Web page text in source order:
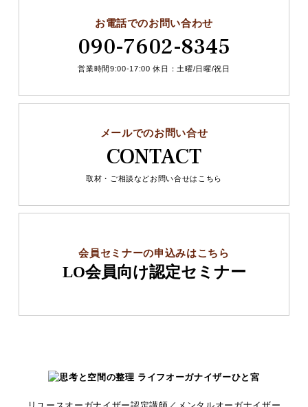
お電話でのお問い合わせ
090-7602-8345
営業時間9:00-17:00 休日：土曜/日曜/祝日
メールでのお問い合せ
CONTACT
取材・ご相談などお問い合せはこちら
会員セミナーの申込みはこちら
LO会員向け認定セミナー